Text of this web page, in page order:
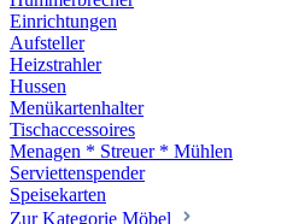
Einrichtungen
Aufsteller
Heizstrahler
Hussen
Menükartenhalter
Tischaccessoires
Menagen * Streuer * Mühlen
Serviettenspender
Speisekarten
Zur Kategorie Möbel